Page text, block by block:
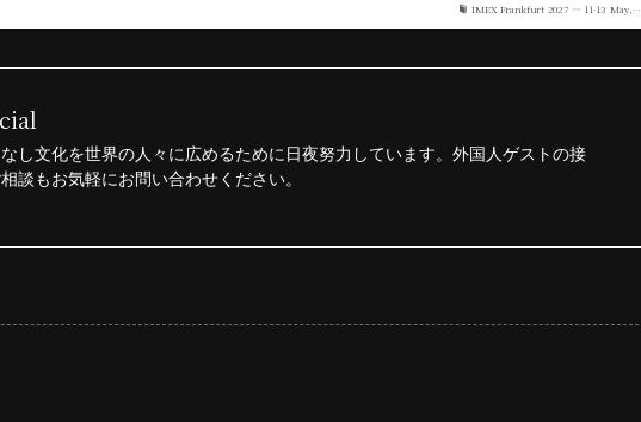
IMEX Frankfurt 2027 — 11-13 May,…
し文化を世界の人々に広めるために日夜努力しています。外国人ゲストの接
談もお気軽にお問い合わせください。